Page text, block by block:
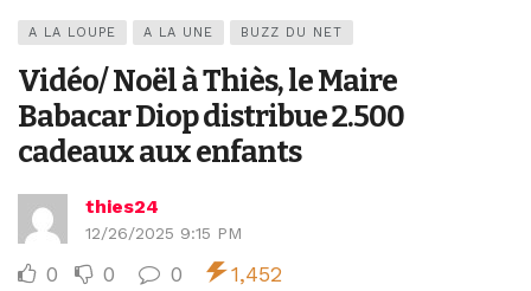
A LA LOUPE A LA UNE BUZZ DU NET
Vidéo/ Noël à Thiès, le Maire
Babacar Diop distribue 2.500
cadeaux aux enfants
thies24
12/26/2025 9:15 PM
0 0 0 1,452